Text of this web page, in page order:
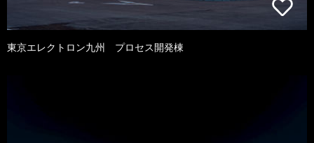
東京エレクトロン九州 プロセス開発棟